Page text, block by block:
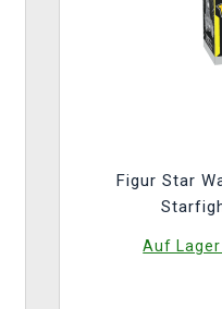
Figur Star
Auf